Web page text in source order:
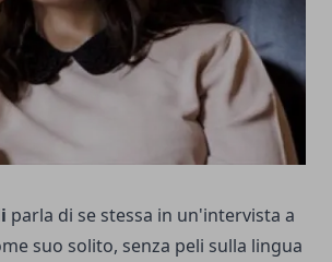
parla di se stessa in un'intervista a
suo solito, senza peli sulla lingua